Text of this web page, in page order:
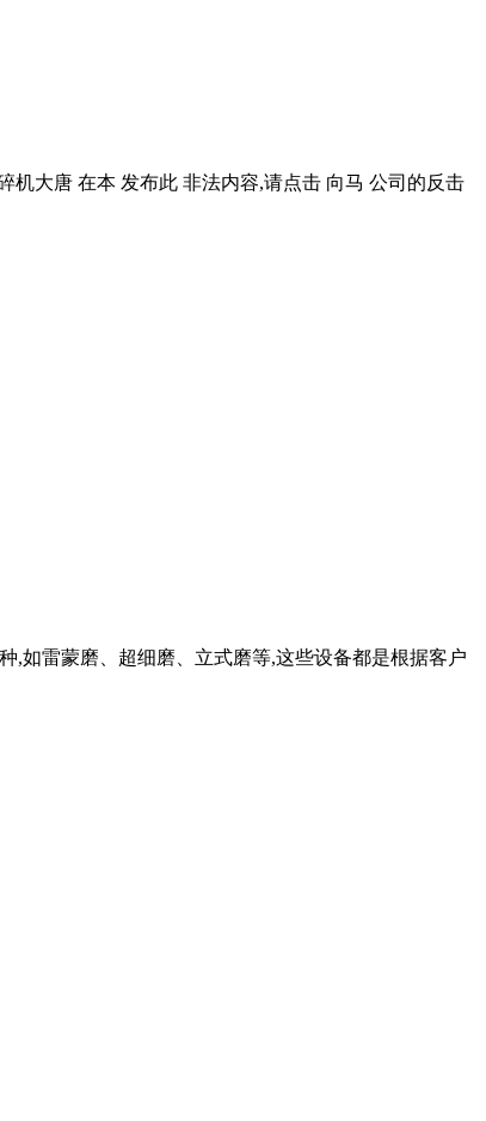
机大唐 在本 发布此 非法内容,请点击 向马 公司的反击
,如雷蒙磨、超细磨、立式磨等,这些设备都是根据客户